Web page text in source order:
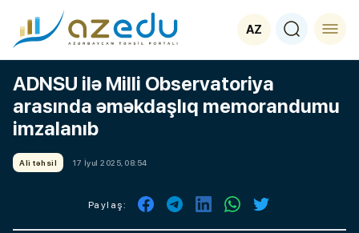
AZ
ADNSU ilə Milli Observatoriya
arasında əməkdaşlıq memorandumu
imzalanıb
Ali təhsil 17 İyul 2025, 08:54
Paylaş: